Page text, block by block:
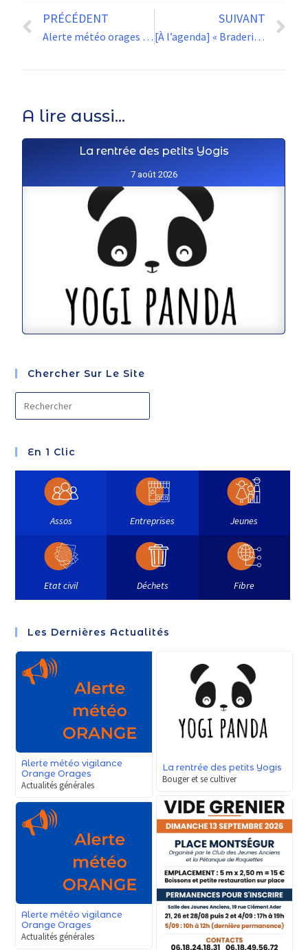
PRÉCÉDENT
Alerte météo orages “orange” (27/07)
SUIVANT
[À l’agenda] « Braderie de livres »
A lire aussi...
La rentrée des petits Yogis
7 août 2026
Chercher Sur Le Site
En 1 Clic
Assos Entreprises Jeunes
Etat civil Déchets Fibre
Les Dernières Actualités
Alerte météo vigilance
Orange Orages
Actualités générales
La rentrée des petits Yogis
Bouger et se cultiver
Alerte météo vigilance
Orange Orages
Actualités générales